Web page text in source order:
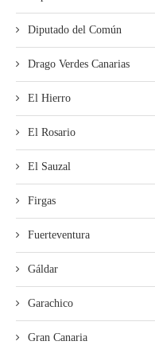
Diputado del Común
Drago Verdes Canarias
El Hierro
El Rosario
El Sauzal
Firgas
Fuerteventura
Gáldar
Garachico
Gran Canaria